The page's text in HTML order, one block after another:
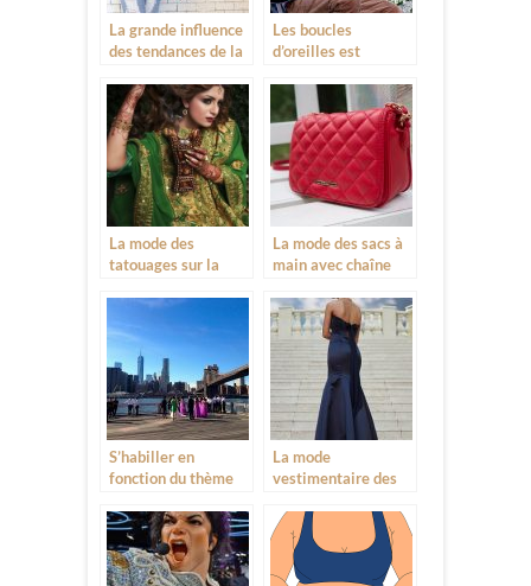
La grande influence
des tendances de la
Les boucles
d’oreilles est
pour hommes et
femmes
La mode des
tatouages sur la
La mode des sacs à
main avec chaîne
rage
S’habiller en
fonction du thème
La mode
vestimentaire des
quotidien